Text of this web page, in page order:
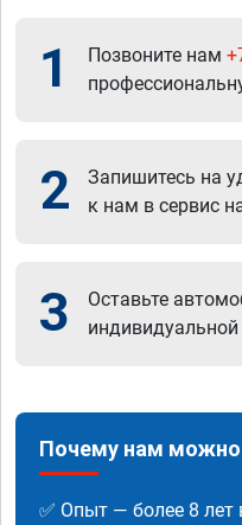
1 Позвоните нам
2
Запишитесь на
к нам в сервис
3
Оставьте
индивидуальной
Почему нам можно
✅ Опыт — более 8 лет